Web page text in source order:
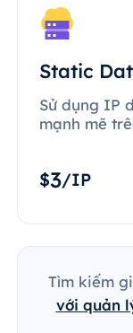
Static
Sử dụng IP
mạnh mẽ
$3/IP
Tìm kiếm
với quản